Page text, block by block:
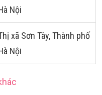
Nội
xã Sơn Tây, Thành phố
Nội